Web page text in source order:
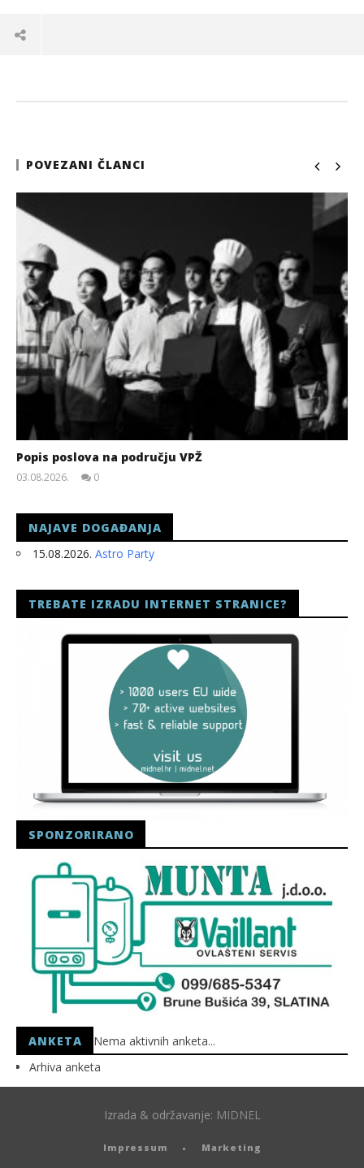
POVEZANI ČLANCI
Popis poslova na području VPŽ
03.08.2026.
0
NAJAVE DOGAĐANJA
15.08.2026. Astro Party
TREBATE IZRADU INTERNET STRANICE?
SPONZORIRANO
ANKETA
Nema aktivnih anketa...
Arhiva anketa
Izrada & održavanje: MIDNEL
Impressum Marketing